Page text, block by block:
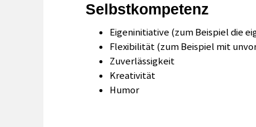
Selbstkompetenz
Eigeninitiative (zum Beispiel die
Flexibilität (zum Beispiel mit
Zuverlässigkeit
Kreativität
Humor